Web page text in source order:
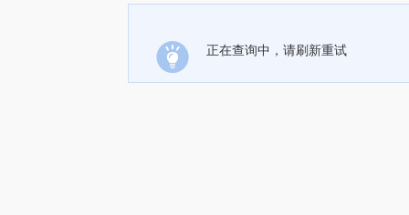
正在查询中，请刷新重试